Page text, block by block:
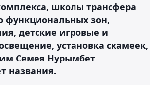
школы трансфера
функциональных зон,
детские игровые и
установка скамеек,
Семея Нурымбет
названия.